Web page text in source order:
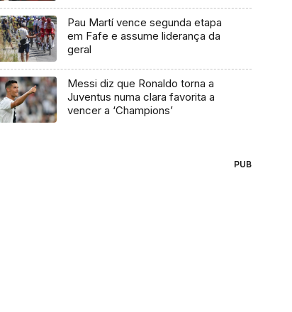
Pau Martí vence segunda etapa
em Fafe e assume liderança da
geral
Messi diz que Ronaldo torna a
Juventus numa clara favorita a
vencer a ‘Champions’
PUB